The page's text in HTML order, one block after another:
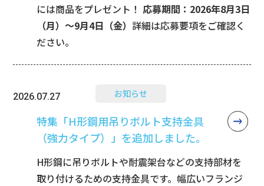
には商品をプレゼント！ 応募期間：2026年8月3日
（月）～9月4日（金）詳細は応募要項をご確認く
ださい。
2026.07.27 お知らせ
特集「H形鋼用吊りボルト支持金具
（強力タイプ）」を追加しました。
H形鋼に吊りボルトや耐震架台などの支持部材を
取り付けるための支持金具です。幅広いフランジ